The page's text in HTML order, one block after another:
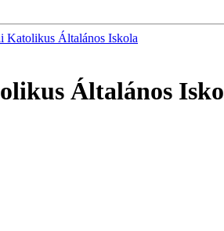
Katolikus Általános Iskola
Általános